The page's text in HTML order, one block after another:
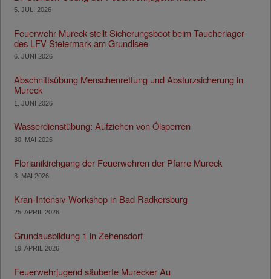
5. JULI 2026
Feuerwehr Mureck stellt Sicherungsboot beim Taucherlager
des LFV Steiermark am Grundlsee
6. JUNI 2026
Abschnittsübung Menschenrettung und Absturzsicherung in
Mureck
1. JUNI 2026
Wasserdienstübung: Aufziehen von Ölsperren
30. MAI 2026
Florianikirchgang der Feuerwehren der Pfarre Mureck
3. MAI 2026
Kran-Intensiv-Workshop in Bad Radkersburg
25. APRIL 2026
Grundausbildung 1 in Zehensdorf
19. APRIL 2026
Feuerwehrjugend säuberte Murecker Au